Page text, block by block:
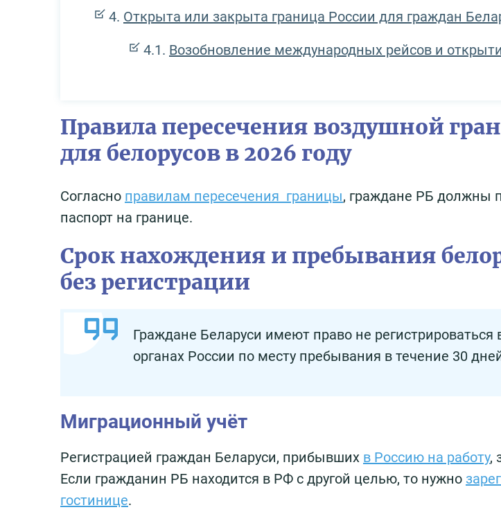
Открыта или закрыта граница России для граждан
Возобновление международных рейсов и
Правила пересечения воздушной
для белорусов в 2026 году
Согласно правилам пересечения границы, граждане РБ должны
паспорт на границе.
Срок нахождения и пребывания
без регистрации
Граждане Беларуси имеют право не
органах России по месту пребывания в течение 30
Миграционный учёт
Регистрацией граждан Беларуси, прибывших в Россию на работу,
Если гражданин РБ находится в РФ с другой целью, то нужно
гостинице.